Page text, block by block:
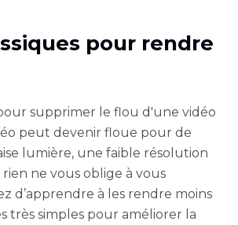
pour rendre
supprimer le flou d'une vidéo
peut devenir floue pour de
lumière, une faible résolution
ne vous oblige à vous
d’apprendre à les rendre moins
très simples pour améliorer la